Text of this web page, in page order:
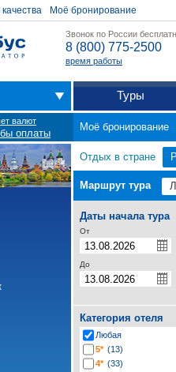
Моё бронирование
Звонок по России
8 (800) 775-2500
время работы
Туры
валют
оплаты
Моё бронирование
Отдых в стране
Маршрут тура
Даты начала тура
От
До
Категория отеля
Любая
5* (13)
4* (33)